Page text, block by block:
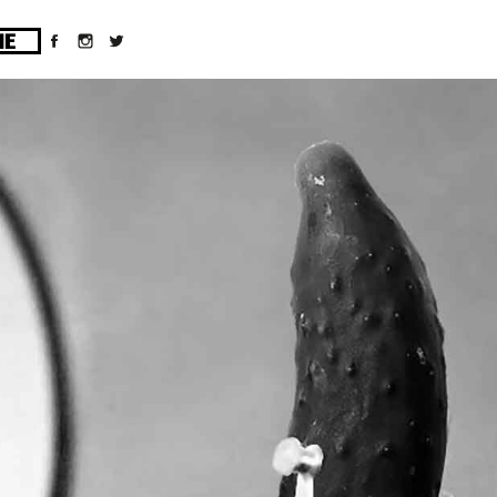
10/d43051023/htdocs/wordpress/wp-